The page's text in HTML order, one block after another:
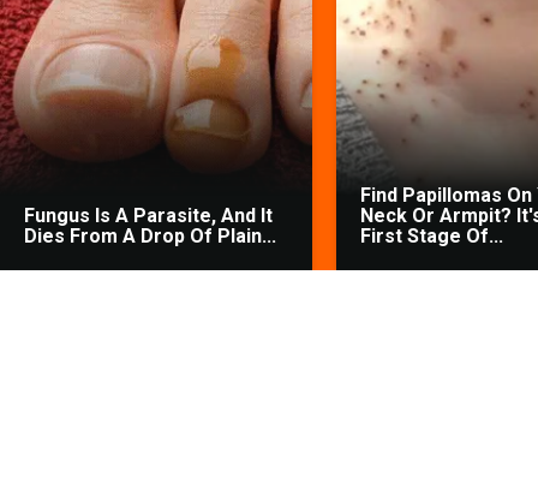
Fungus Is A Parasite, And It
Dies From A Drop Of Plain...
Find Papillomas On
Neck Or Armpit?
First Stage Of...